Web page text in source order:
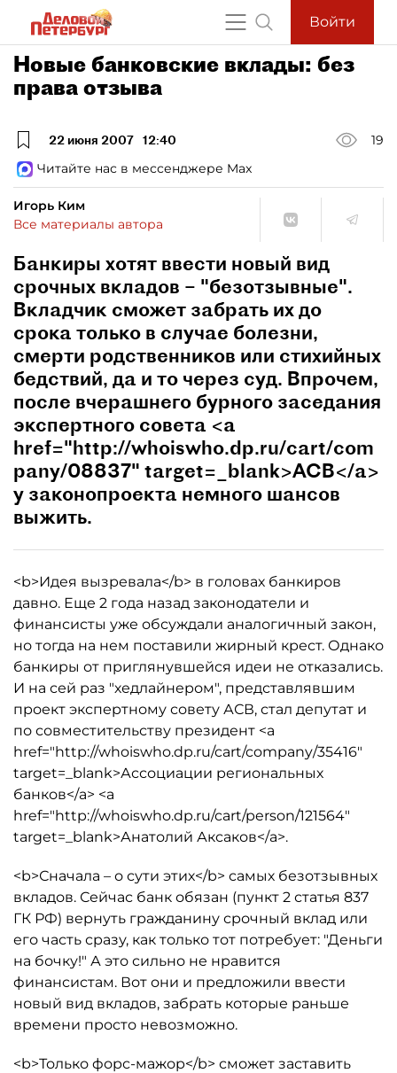
Войти
Новые банковские вклады: без
права отзыва
22 июня 2007 12:40
19
Читайте нас в мессенджере Max
Игорь Ким
Все материалы автора
Банкиры хотят ввести новый вид
срочных вкладов – "безотзывные".
Вкладчик сможет забрать их до
срока только в случае болезни,
смерти родственников или стихийных
бедствий, да и то через суд. Впрочем,
после вчерашнего бурного заседания
экспертного совета <a
href="http://whoiswho.dp.ru/cart/com
pany/08837" target=_blank>АСВ</a>
у законопроекта немного шансов
выжить.
<b>Идея вызревала</b> в головах банкиров
давно. Еще 2 года назад законодатели и
финансисты уже обсуждали аналогичный закон,
но тогда на нем поставили жирный крест. Однако
банкиры от приглянувшейся идеи не отказались.
И на сей раз "хедлайнером", представлявшим
проект экспертному совету АСВ, стал депутат и
по совместительству президент <a
href="http://whoiswho.dp.ru/cart/company/35416"
target=_blank>Ассоциации региональных
банков</a> <a
href="http://whoiswho.dp.ru/cart/person/121564"
target=_blank>Анатолий Аксаков</a>.
<b>Сначала – о сути этих</b> самых безотзывных
вкладов. Сейчас банк обязан (пункт 2 статья 837
ГК РФ) вернуть гражданину срочный вклад или
его часть сразу, как только тот потребует: "Деньги
на бочку!" А это сильно не нравится
финансистам. Вот они и предложили ввести
новый вид вкладов, забрать которые раньше
времени просто невозможно.
<b>Только форс-мажор</b> сможет заставить